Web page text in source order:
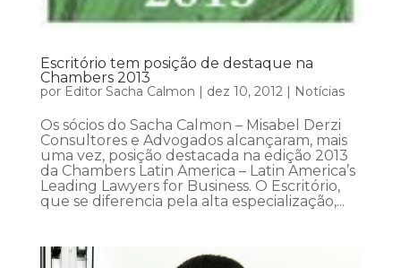
Escritório tem posição de destaque na
Chambers 2013
por Editor Sacha Calmon | dez 10, 2012| Notícias
Os sócios do Sacha Calmon – Misabel Derzi
Consultores e Advogados alcançaram, mais
uma vez, posição destacada na edição 2013
da Chambers Latin America – Latin America’s
Leading Lawyers for Business. O Escritório,
que se diferencia pela alta especialização,...